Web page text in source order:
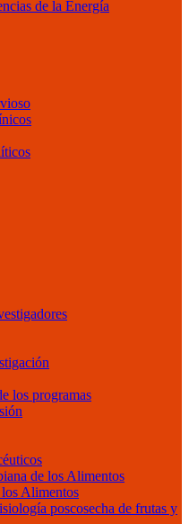
de la Energía
los programas
de los Alimentos
Alimentos
poscosecha de frutas y